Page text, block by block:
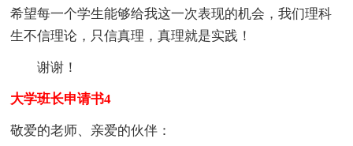
希望每一个学生能够给我这一次表现的机会，我们理科
生不信理论，只信真理，真理就是实践！
谢谢！
大学班长申请书4
敬爱的老师、亲爱的伙伴：